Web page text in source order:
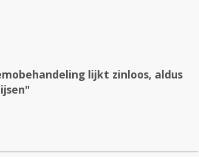
lijkt zinloos, aldus